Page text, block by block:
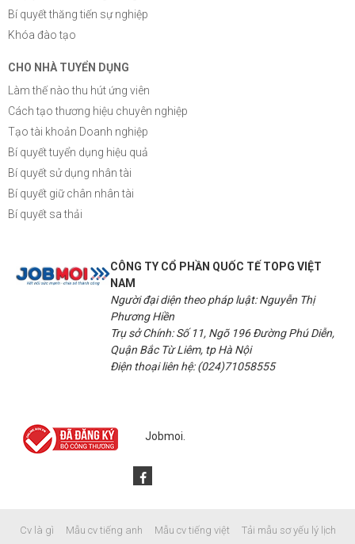
Bí quyết thăng tiến sự nghiệp
Khóa đào tạo
CHO NHÀ TUYỂN DỤNG
Làm thế nào thu hút ứng viên
Cách tạo thương hiệu chuyên nghiệp
Tạo tài khoản Doanh nghiệp
Bí quyết tuyển dụng hiệu quả
Bí quyết sử dụng nhân tài
Bí quyết giữ chân nhân tài
Bí quyết sa thải
CÔNG TY CỔ PHẦN QUỐC TẾ TOPG VIỆT
NAM
Người đại diện theo pháp luật: Nguyễn Thị
Phương Hiền
Trụ sở Chính: Số 11, Ngõ 196 Đường Phú Diễn,
Quận Bắc Từ Liêm, tp Hà Nội
Điện thoại liên hệ: (024)71058555
Jobmoi.
Cv là gì Mẫu cv tiếng anh Mẫu cv tiếng việt Tải mẫu sơ yếu lý lịch